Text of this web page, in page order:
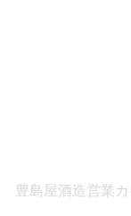
豊島屋酒造営業